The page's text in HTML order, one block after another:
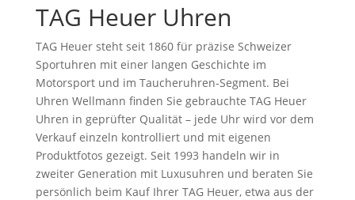
TAG Heuer Uhren
TAG Heuer steht seit 1860 für präzise Schweizer
Sportuhren mit einer langen Geschichte im
Motorsport und im Taucheruhren-Segment. Bei
Uhren Wellmann finden Sie gebrauchte TAG Heuer
Uhren in geprüfter Qualität – jede Uhr wird vor dem
Verkauf einzeln kontrolliert und mit eigenen
Produktfotos gezeigt. Seit 1993 handeln wir in
zweiter Generation mit Luxusuhren und beraten Sie
persönlich beim Kauf Ihrer TAG Heuer, etwa aus der